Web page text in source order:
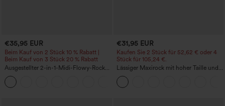
€35,95 EUR
Beim Kauf von 2 Stück 10 % Rabatt |
Beim Kauf von 3 Stück 20 % Rabatt
Ausgestellter 2-in-1-Midi-Flowy-Rock
mit hohem Bund, Kordelzug,
kontrastierendem Netz und
Seitentaschen
€31,95 EUR
Kaufen Sie 2 Stück für 52,62 € oder 4
Stück für 105,24 €.
Lässiger Maxirock mit hoher Taille und
Kordelzug in Leinenoptik